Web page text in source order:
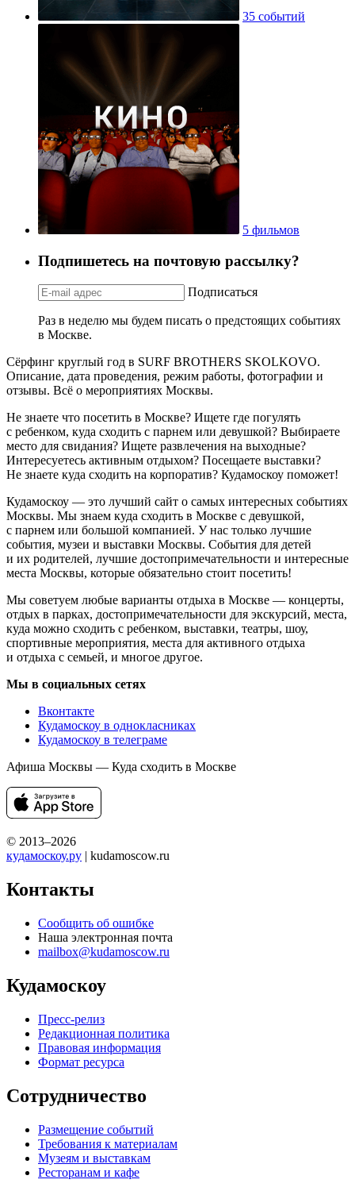
35 событий
5 фильмов
Подпишетесь на почтовую рассылку?
Подписаться
Раз в неделю мы будем писать о предстоящих событиях
в Москве.
Сёрфинг круглый год в SURF BROTHERS SKOLKOVO.
Описание, дата проведения, режим работы, фотографии и
отзывы. Всё о мероприятиях Москвы.
Не знаете что посетить в Москве? Ищете где погулять
с ребенком, куда сходить с парнем или девушкой? Выбираете
место для свидания? Ищете развлечения на выходные?
Интересуетесь активным отдыхом? Посещаете выставки?
Не знаете куда сходить на корпоратив? Кудамоскоу поможет!
Кудамоскоу — это лучший сайт о самых интересных событиях
Москвы. Мы знаем куда сходить в Москве с девушкой,
с парнем или большой компанией. У нас только лучшие
события, музеи и выставки Москвы. События для детей
и их родителей, лучшие достопримечательности и интересные
места Москвы, которые обязательно стоит посетить!
Мы советуем любые варианты отдыха в Москве — концерты,
отдых в парках, достопримечательности для экскурсий, места,
куда можно сходить с ребенком, выставки, театры, шоу,
спортивные мероприятия, места для активного отдыха
и отдыха с семьей, и многое другое.
Мы в социальных сетях
Вконтакте
Кудамоскоу в однокласниках
Кудамоскоу в телеграме
Афиша Москвы — Куда сходить в Москве
© 2013–2026
кудамоскоу.ру | kudamoscow.ru
Контакты
Сообщить об ошибке
Наша электронная почта
mailbox@kudamoscow.ru
Кудамоскоу
Пресс-релиз
Редакционная политика
Правовая информация
Формат ресурса
Сотрудничество
Размещение событий
Требования к материалам
Музеям и выставкам
Ресторанам и кафе